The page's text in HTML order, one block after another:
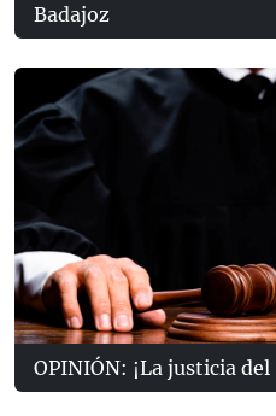
Badajoz
OPINIÓN: ¡La justicia